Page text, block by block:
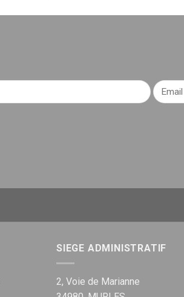
SIEGE ADMINISTRATIF
2, Voie de Marianne